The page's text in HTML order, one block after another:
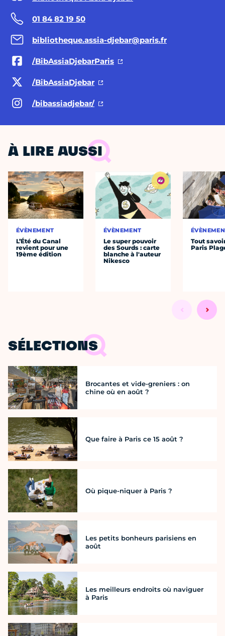
01 84 82 19 50
bibliotheque.assia-djebar@paris.fr
/BibAssiaDjebarParis
/BibAssiaDjebar
/bibassiadjebar/
À LIRE AUSSI
ÉVÈNEMENT
L’Été du Canal
revient pour une
19ème édition
ÉVÈNEMENT
Le super pouvoir
des Sourds : carte
blanche à l'auteur
Nikesco
Tout
Paris
SÉLECTIONS
Brocantes et vide-greniers : on
chine où en août ?
Que faire à Paris ce 15 août ?
Où pique-niquer à Paris ?
Les petits bonheurs parisiens en
août
Les meilleurs endroits où naviguer
à Paris